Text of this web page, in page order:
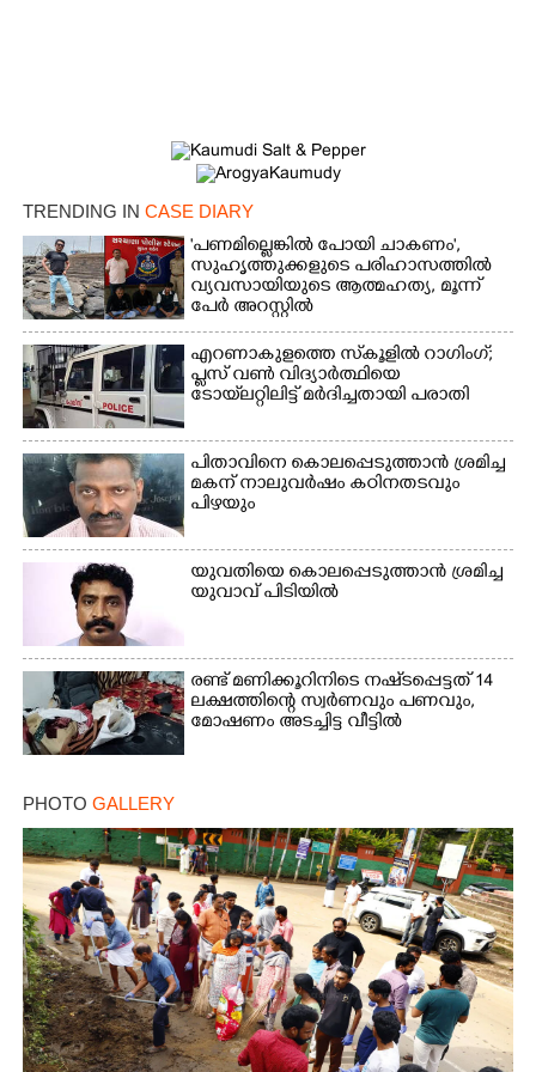
TRENDING IN CASE DIARY
'പണമില്ലെങ്കിൽ പോയി ചാകണം',
സുഹൃത്തുക്കളുടെ പരിഹാസത്തിൽ
വ്യവസായിയുടെ ആത്മഹത്യ, മൂന്ന്
പേർ അറസ്റ്റിൽ
എറണാകുളത്തെ സ്‌കൂളിൽ റാഗിംഗ്;
പ്ലസ് വൺ വിദ്യാർത്ഥിയെ
ടോയ്‌ലറ്റിലിട്ട് മർദിച്ചതായി പരാതി
പിതാവിനെ കൊലപ്പെടുത്താൻ ശ്രമിച്ച
മകന് നാലുവർഷം കഠിനതടവും
പിഴയും
യുവതിയെ കൊലപ്പെടുത്താൻ ശ്രമിച്ച
യുവാവ് പിടിയിൽ
രണ്ട് മണിക്കൂറിനിടെ നഷ്‌ടപ്പെട്ടത് 14
ലക്ഷത്തിന്റെ സ്വർണവും പണവും,
മോഷണം അടച്ചിട്ട വീട്ടിൽ
PHOTO GALLERY